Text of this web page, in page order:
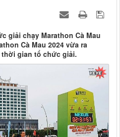
giải chạy Marathon Cà Mau
Cà Mau 2024 vừa ra
gian tổ chức giải.